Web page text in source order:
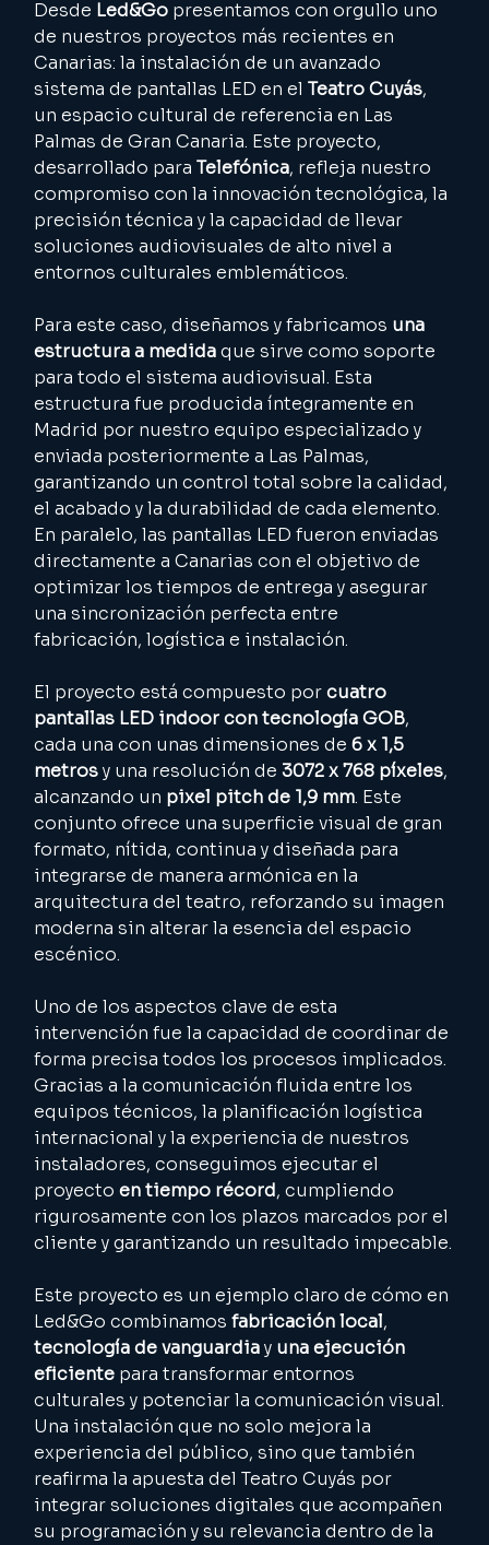
Desde Led&Go presentamos con orgullo uno
de nuestros proyectos más recientes en
Canarias: la instalación de un avanzado
sistema de pantallas LED en el Teatro Cuyás,
un espacio cultural de referencia en Las
Palmas de Gran Canaria. Este proyecto,
desarrollado para Telefónica, refleja nuestro
compromiso con la innovación tecnológica, la
precisión técnica y la capacidad de llevar
soluciones audiovisuales de alto nivel a
entornos culturales emblemáticos.
Para este caso, diseñamos y fabricamos una
estructura a medida que sirve como soporte
para todo el sistema audiovisual. Esta
estructura fue producida íntegramente en
Madrid por nuestro equipo especializado y
enviada posteriormente a Las Palmas,
garantizando un control total sobre la calidad,
el acabado y la durabilidad de cada elemento.
En paralelo, las pantallas LED fueron enviadas
directamente a Canarias con el objetivo de
optimizar los tiempos de entrega y asegurar
una sincronización perfecta entre
fabricación, logística e instalación.
El proyecto está compuesto por cuatro
pantallas LED indoor con tecnología GOB,
cada una con unas dimensiones de 6 x 1,5
metros y una resolución de 3072 x 768 píxeles,
alcanzando un pixel pitch de 1,9 mm. Este
conjunto ofrece una superficie visual de gran
formato, nítida, continua y diseñada para
integrarse de manera armónica en la
arquitectura del teatro, reforzando su imagen
moderna sin alterar la esencia del espacio
escénico.
Uno de los aspectos clave de esta
intervención fue la capacidad de coordinar de
forma precisa todos los procesos implicados.
Gracias a la comunicación fluida entre los
equipos técnicos, la planificación logística
internacional y la experiencia de nuestros
instaladores, conseguimos ejecutar el
proyecto en tiempo récord, cumpliendo
rigurosamente con los plazos marcados por el
cliente y garantizando un resultado impecable.
Este proyecto es un ejemplo claro de cómo en
Led&Go combinamos fabricación local,
tecnología de vanguardia y una ejecución
eficiente para transformar entornos
culturales y potenciar la comunicación visual.
Una instalación que no solo mejora la
experiencia del público, sino que también
reafirma la apuesta del Teatro Cuyás por
integrar soluciones digitales que acompañen
su programación y su relevancia dentro de la